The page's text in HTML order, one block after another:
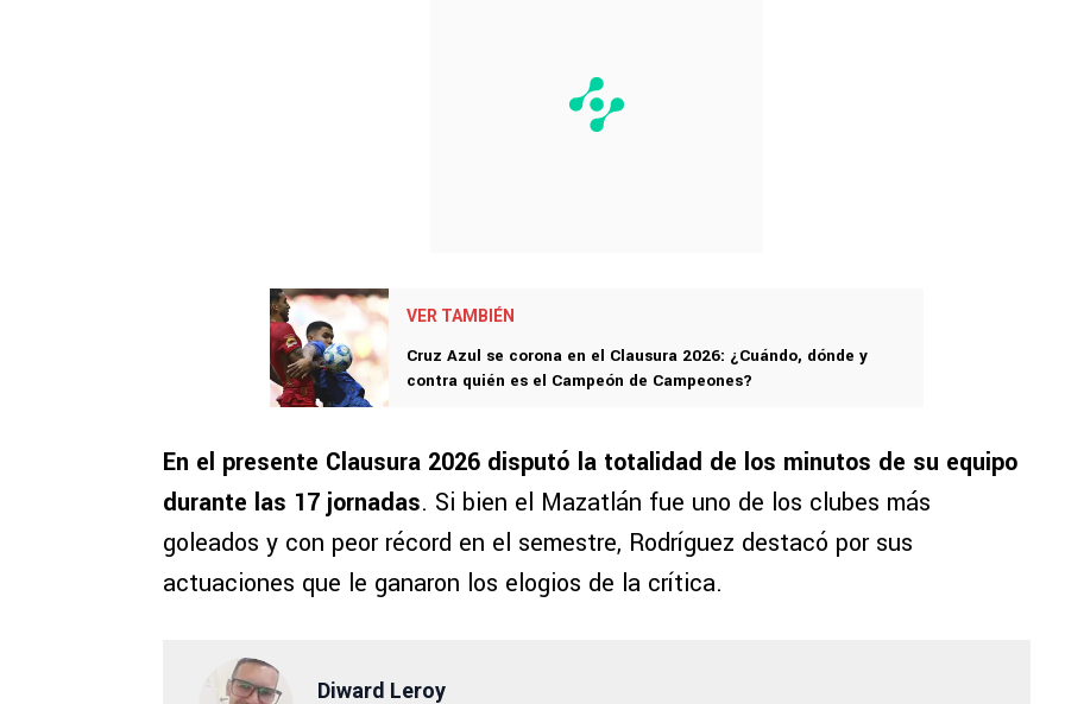
VER TAMBIÉN
Cruz Azul se corona en el Clausura 2026: ¿Cuándo, dónde y
contra quién es el Campeón de Campeones?
En el presente Clausura 2026 disputó la totalidad de los minutos de su equipo
durante las 17 jornadas. Si bien el Mazatlán fue uno de los clubes más
goleados y con peor récord en el semestre, Rodríguez destacó por sus
actuaciones que le ganaron los elogios de la crítica.
Diward Leroy